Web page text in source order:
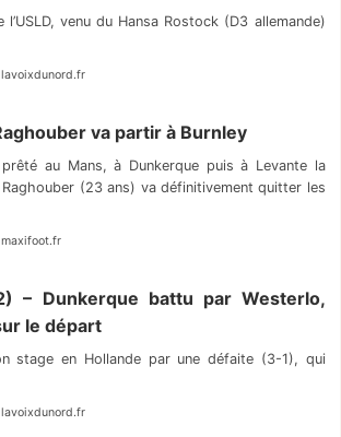
venu du Hansa Rostock (D3 allemande)
va partir à Burnley
au Mans, à Dunkerque puis à Levante la
(23 ans) va définitivement quitter les
– Dunkerque battu par Westerlo,
le départ
stage en Hollande par une défaite (3-1), qui